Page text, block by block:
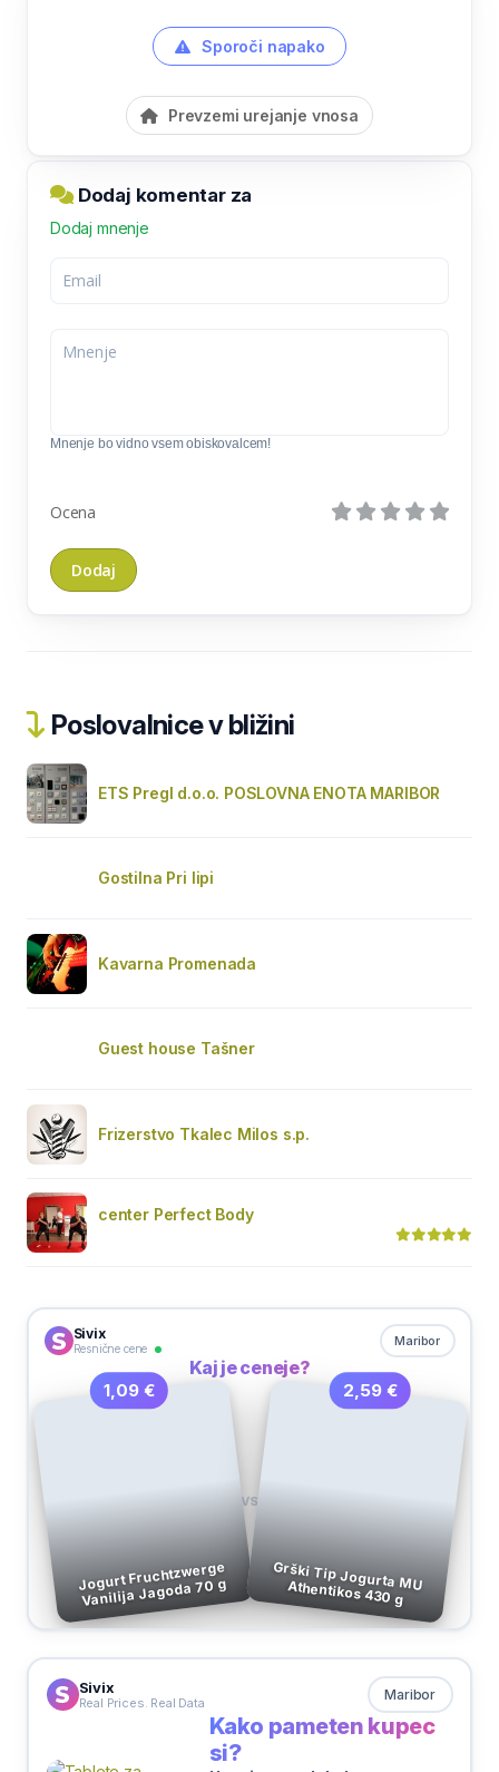
Sporoči napako
Prevzemi urejanje vnosa
Dodaj komentar za
Dodaj mnenje
Mnenje bo vidno vsem obiskovalcem!
Ocena
Poslovalnice v bližini
ETS Pregl d.o.o. POSLOVNA ENOTA MARIBOR
Gostilna Pri lipi
Kavarna Promenada
Guest house Tašner
Frizerstvo Tkalec Milos s.p.
center Perfect Body
Sivix
Resnične cene
Maribor
Kaj je ceneje?
1,09 €
Jogurt Fruchtzwerge
Vanilija Jagoda 70 g
VS
2,59 €
Grški Tip Jogurta MU Athentikos 430 g
Sivix
Real Prices. Real Data Maribor
Kako pameten kupec
si?